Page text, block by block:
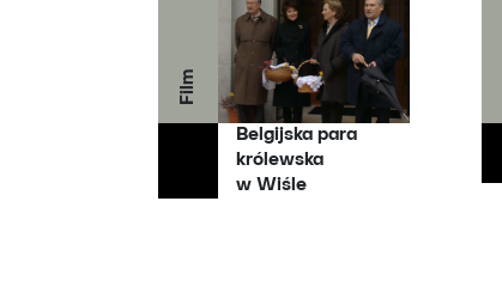
Film
Belgijska para
królewska
w Wiśle